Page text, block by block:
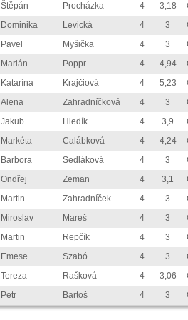
Štěpán Procházka 4 3,18
Dominika Levická 4 3
Pavel Myšička 4 3
Marián Poppr 4 4,94
Katarína Krajčiová 4 5,23
Alena Zahradníčková 4 3
Jakub Hledík 4 3,9
Markéta Calábková 4 4,24
Barbora Sedláková 4 3
Ondřej Zeman 4 3,1
Martin Zahradníček 4 3
Miroslav Mareš 4 3
Martin Repčík 4 3
Emese Szabó 4 3
Tereza Rašková 4 3,06
Petr Bartoš 4 3